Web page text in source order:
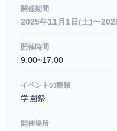
開催期間
2025年11月1日(土)〜
開催時間
9:00~17:00
イベントの種類
学園祭
開催場所